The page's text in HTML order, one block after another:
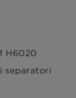
H6020
separatori